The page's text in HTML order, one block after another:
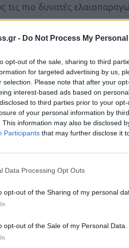
- Do Not Process My
opt-out of the sale, sharing to third
for targeted advertising by us,
selection. Please note that after your
interest-based ads based on
to third parties prior to your
of your personal information by
This information may also be disclosed
Participants that may further disclose it
Data Processing Opt Outs
opt-out of the Sharing of my personal
opt-out of the Sale of my Personal Data.
τις πιο δυνατές
πλειοψηφία είναι
σε σχέση με τα υπόλοιπα
που ξεχώρισε ως 2ο
παρθένο ελαιόλαδο
(25%) και Ασπρολιά (5%) που
νομού Λακωνίας. Το
στο ιδιαίτερο μικροκλίμα
χαρακτηριστικά ο οδηγός
στην 4η της Ολυμπίας
Μία ανάσα από την πεντάδα
πιο κάτω βρίσκουμε το
Κρήτης (8η θέση), το
Λιανολιά, ενώ η δεκάδα
Ligure, από την περιοχή